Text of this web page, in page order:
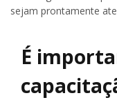
sejam prontamente
É